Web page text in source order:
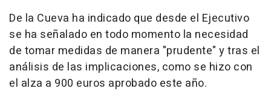
De la Cueva ha indicado que desde el Ejecutivo
se ha señalado en todo momento la necesidad
de tomar medidas de manera "prudente" y tras el
análisis de las implicaciones, como se hizo con
el alza a 900 euros aprobado este año.